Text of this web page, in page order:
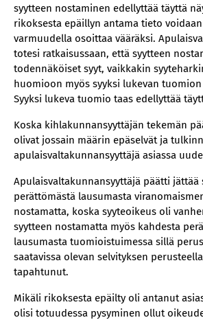
syytteen nostaminen edellyttää täyttä
rikoksesta epäillyn antama tieto
varmuudella osoittaa vääräksi.
totesi ratkaisussaan, että syytteen
todennäköiset syyt, vaikkakin
huomioon myös syyksi lukevan
Syyksi lukeva tuomio taas edellyttää
Koska kihlakunnansyyttäjän tekemän
olivat jossain määrin epäselvät ja
apulaisvaltakunnansyyttäjä asiassa
Apulaisvaltakunnansyyttäjä päätti jättää
perättömästä lausumasta
nostamatta, koska syyteoikeus oli
syytteen nostamatta myös kahdesta
lausumasta tuomioistuimessa sillä
saatavissa olevan selvityksen
tapahtunut.
Mikäli rikoksesta epäilty oli antanut
olisi totuudessa pysyminen ollut